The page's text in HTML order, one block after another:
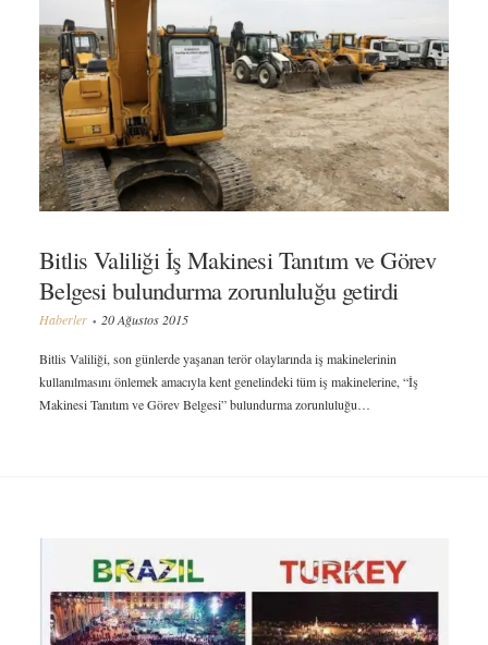
Bitlis Valiliği İş Makinesi Tanıtım ve Görev
Belgesi bulundurma zorunluluğu getirdi
Haberler 20 Ağustos 2015
Bitlis Valiliği, son günlerde yaşanan terör olaylarında iş makinelerinin
kullanılmasını önlemek amacıyla kent genelindeki tüm iş makinelerine, “İş
Makinesi Tanıtım ve Görev Belgesi” bulundurma zorunluluğu…